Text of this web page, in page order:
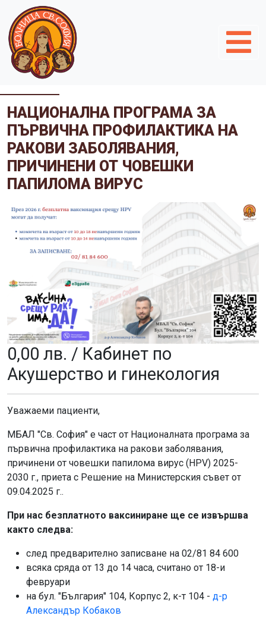
НАЦИОНАЛНА ПРОГРАМА ЗА
ПЪРВИЧНА ПРОФИЛАКТИКА НА
РАКОВИ ЗАБОЛЯВАНИЯ,
ПРИЧИНЕНИ ОТ ЧОВЕШКИ
ПАПИЛОМА ВИРУС
0,00 лв. / Кабинет по
Акушерство и гинекология
Уважаеми пациенти,
МБАЛ "Св. София" е част от Националната програма за
първична профилактика на ракови заболявания,
причинени от човешки папилома вирус (HPV) 2025-
2030 г., приета с Решение на Министерския съвет от
09.04.2025 г..
При нас безплатното ваксиниране ще се извършва
както следва:
след предварително записване на 02/81 84 600
всяка сряда от 13 до 14 часа, считано от 18-и
февруари
на бул. "България" 104, Корпус 2, к-т 104 - д-р
Александър Кобаков